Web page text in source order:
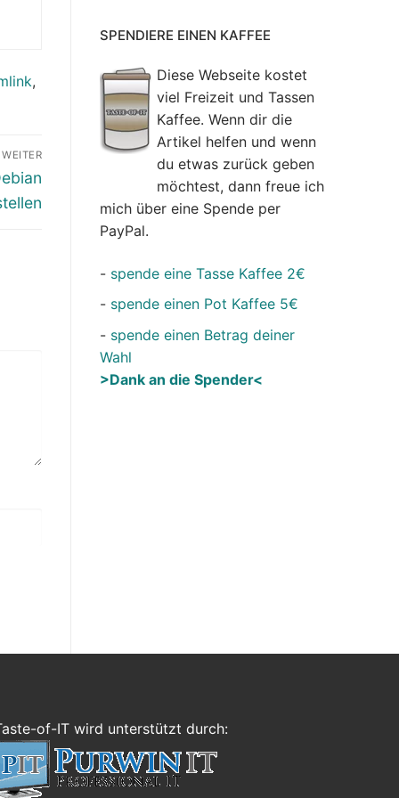
,
WEITER
SPENDIERE EINEN KAFFEE
Diese Webseite kostet
viel Freizeit und Tassen
Kaffee. Wenn dir die
Artikel helfen und wenn
du etwas zurück geben
möchtest, dann freue ich
mich über eine Spende per
PayPal.
- spende eine Tasse Kaffee 2€
- spende einen Pot Kaffee 5€
- spende einen Betrag deiner
Wahl
>Dank an die Spender<
of-IT wird unterstützt durch: